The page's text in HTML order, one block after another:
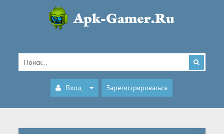
Вход Зарегистрироваться